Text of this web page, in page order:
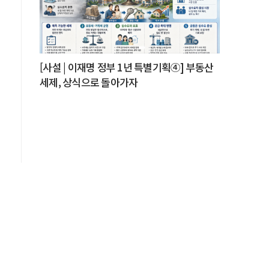
[사설 | 이재명 정부 1년 특별기획④] 부동산
세제, 상식으로 돌아가자